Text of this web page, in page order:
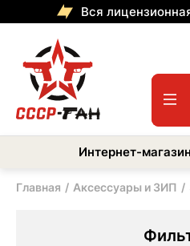
Вся
Интернет-
Главная Аксессуары и ЗИП